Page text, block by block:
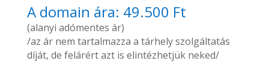
A domain ára: 49.500 Ft
(alanyi adómentes ár)
/az ár nem tartalmazza a tárhely szolgáltatás
díját, de felárért azt is elintézhetjük neked/